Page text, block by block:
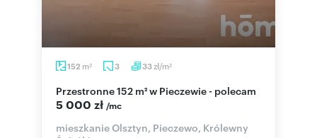
152 m2 3 33zł/m2
Przestronne 152 m² w Pieczewie - polecam
5 000 zł /mc
mieszkanie Olsztyn, Pieczewo, Królewny